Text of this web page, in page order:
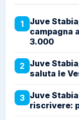
1
Juve
campagna
3.000
2 Juve
saluta le
3 Juve
riscrivere: